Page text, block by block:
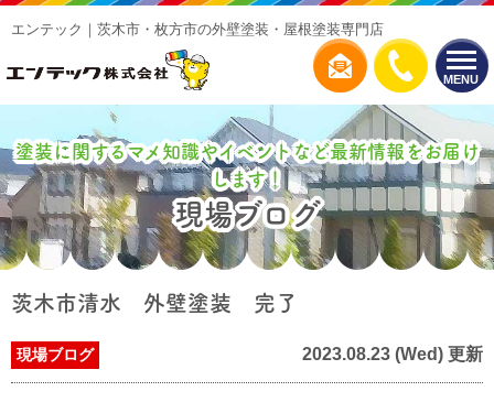
MENU
エンテック｜茨木市・枚方市の外壁塗装・屋根塗装専門店
塗装に関するマメ知識やイベントなど最新情報をお届け
します！
現場ブログ
茨木市清水 外壁塗装 完了
現場ブログ 2023.08.23 (Wed) 更新